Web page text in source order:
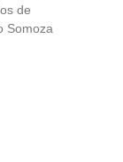
de
Somoza